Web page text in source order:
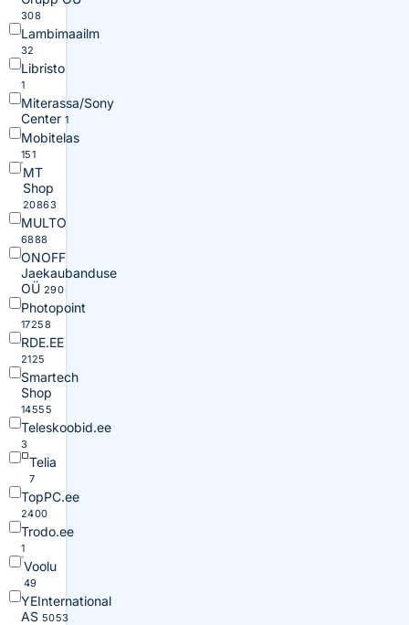
308
Lambimaailm
32
Libristo
1
Miterassa/Sony
Center 1
Mobitelas
151
MT
Shop
20863
MULTO
6888
ONOFF
Jaekaubanduse
OÜ 290
Photopoint
17258
RDE.EE
2125
Smartech
Shop
14555
Teleskoobid.ee
3
Telia
7
TopPC.ee
2400
Trodo.ee
1
Voolu
49
YEInternational
AS 5053